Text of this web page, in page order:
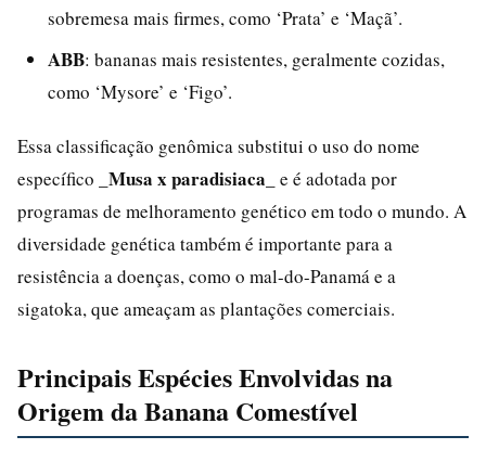
sobremesa mais firmes, como ‘Prata’ e ‘Maçã’.
ABB: bananas mais resistentes, geralmente cozidas,
como ‘Mysore’ e ‘Figo’.
Essa classificação genômica substitui o uso do nome
específico
_Musa x paradisiaca_
e é adotada por
programas de melhoramento genético em todo o mundo. A
diversidade genética também é importante para a
resistência a doenças, como o mal-do-Panamá e a
sigatoka, que ameaçam as plantações comerciais.
Principais Espécies Envolvidas na
Origem da Banana Comestível